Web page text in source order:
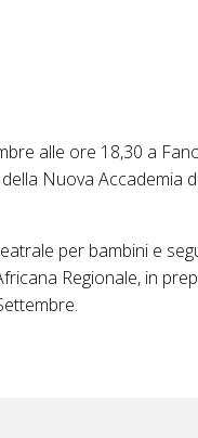
alle ore 18,30 a
Nuova Accademia
per bambini e
Regionale, in